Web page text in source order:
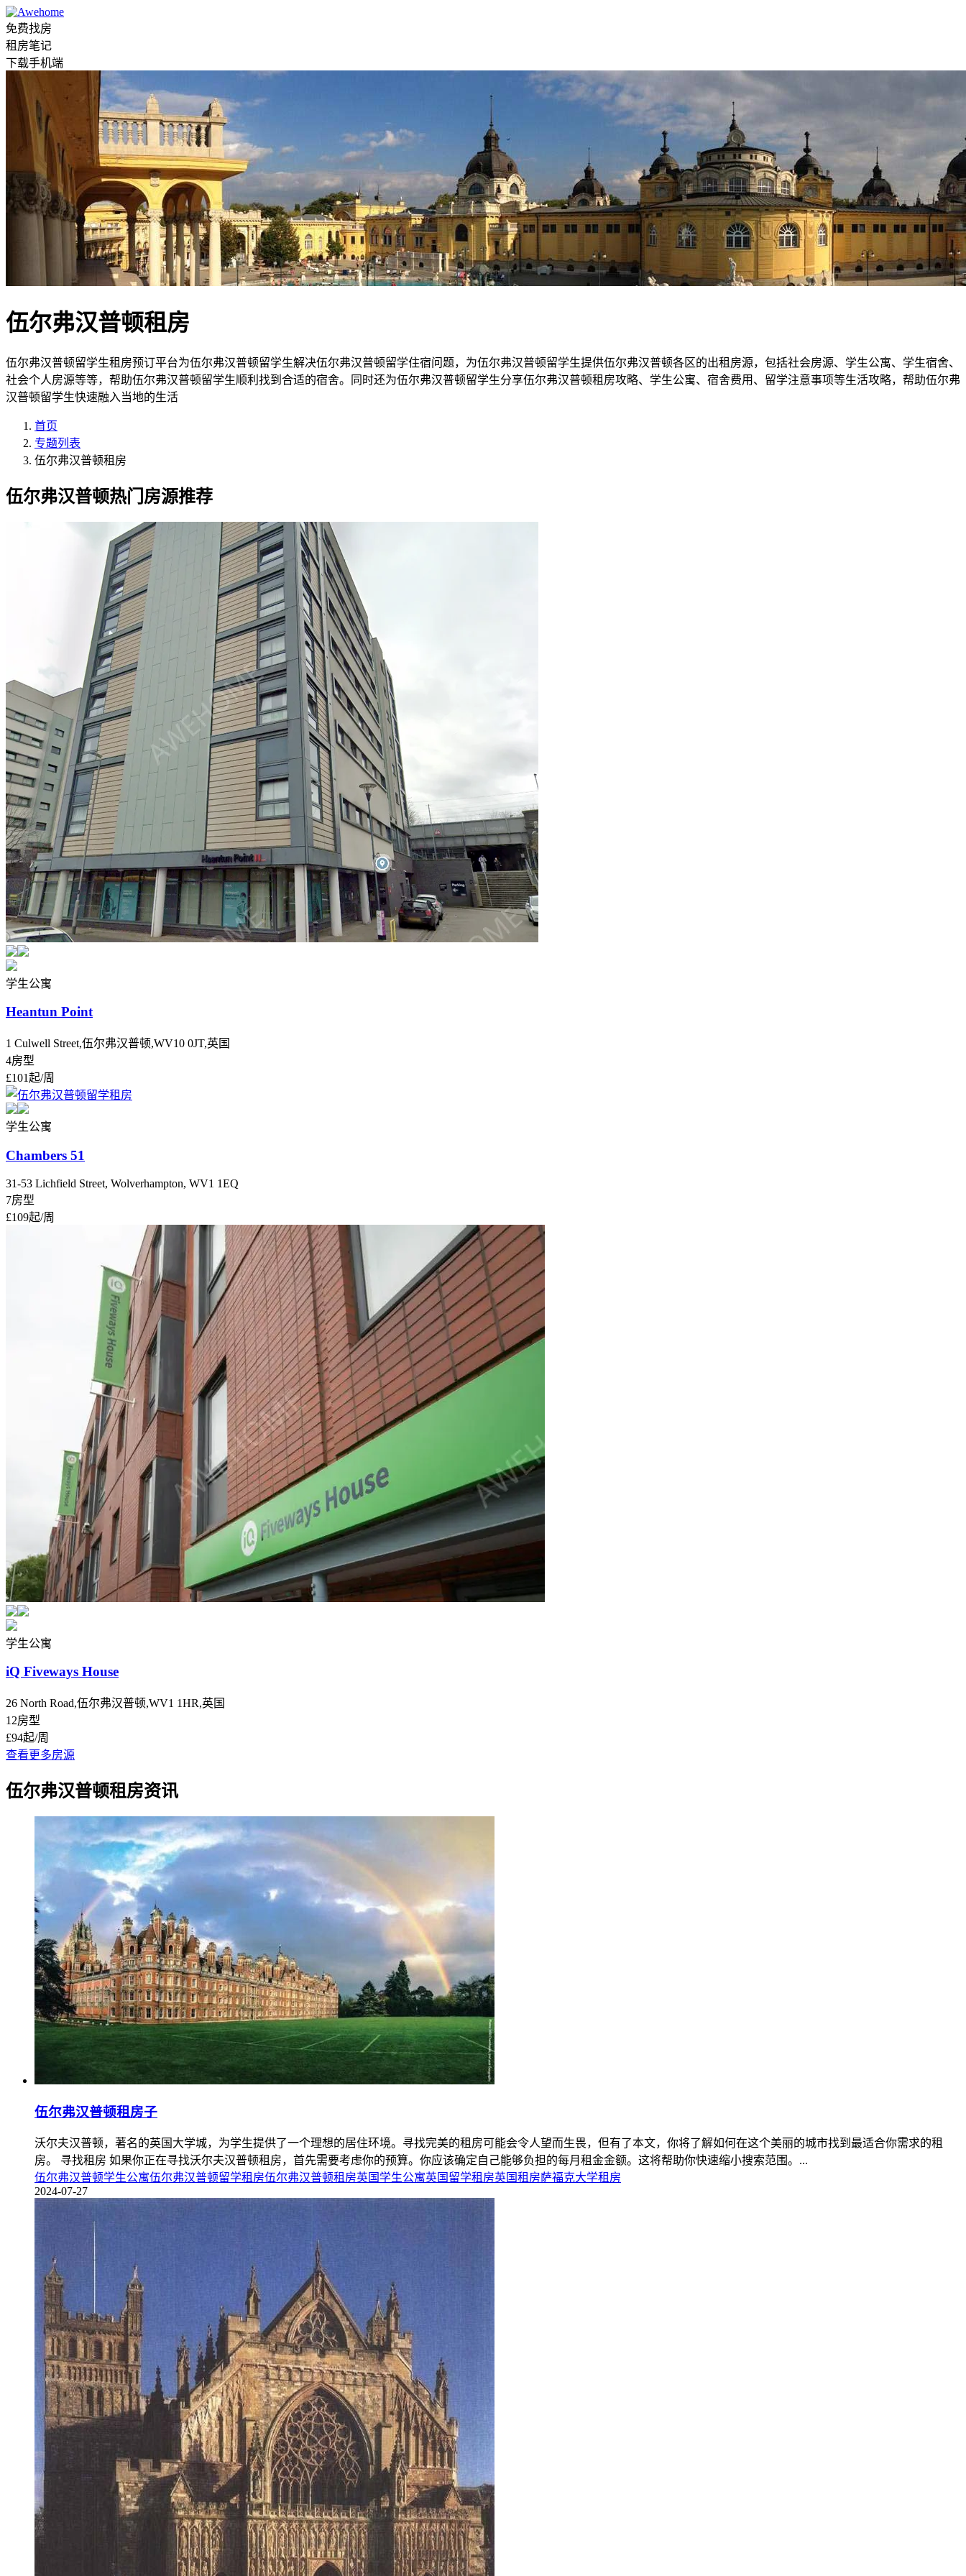
免费找房
租房笔记
下载手机端
伍尔弗汉普顿租房
伍尔弗汉普顿留学生租房预订平台为伍尔弗汉普顿留学生解决伍尔弗汉普顿留学住宿问题，为伍尔弗汉普顿留学生提供伍尔弗汉普顿各区的出租房源，包括社会房源、学生公寓、学生宿舍、
社会个人房源等等，帮助伍尔弗汉普顿留学生顺利找到合适的宿舍。同时还为伍尔弗汉普顿留学生分享伍尔弗汉普顿租房攻略、学生公寓、宿舍费用、留学注意事项等生活攻略，帮助伍尔弗
汉普顿留学生快速融入当地的生活
首页
专题列表
伍尔弗汉普顿租房
伍尔弗汉普顿热门房源推荐
学生公寓
Heantun Point
1 Culwell Street,伍尔弗汉普顿,WV10 0JT,英国
4房型
£101起/周
学生公寓
Chambers 51
31-53 Lichfield Street, Wolverhampton, WV1 1EQ
7房型
£109起/周
学生公寓
iQ Fiveways House
26 North Road,伍尔弗汉普顿,WV1 1HR,英国
12房型
£94起/周
查看更多房源
伍尔弗汉普顿租房资讯
伍尔弗汉普顿租房子
沃尔夫汉普顿，著名的英国大学城，为学生提供了一个理想的居住环境。寻找完美的租房可能会令人望而生畏，但有了本文，你将了解如何在这个美丽的城市找到最适合你需求的租
房。 寻找租房 如果你正在寻找沃尔夫汉普顿租房，首先需要考虑你的预算。你应该确定自己能够负担的每月租金金额。这将帮助你快速缩小搜索范围。...
伍尔弗汉普顿学生公寓伍尔弗汉普顿留学租房伍尔弗汉普顿租房英国学生公寓英国留学租房英国租房萨福克大学租房
2024-07-27